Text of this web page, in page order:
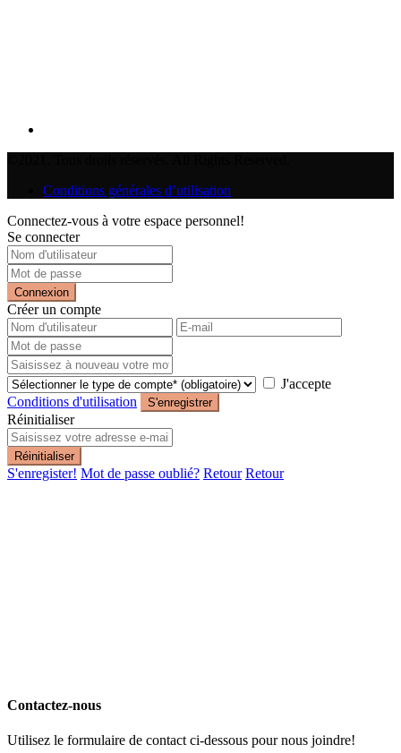
Conditions générales d’utilisation
Connectez-vous à votre espace personnel!
Se connecter
Connexion
Créer un compte
J'accepte
Conditions d'utilisation
S'enregistrer
Réinitialiser
Réinitialiser
S'enregister! Mot de passe oublié? Retour Retour
Contactez-nous
Utilisez le formulaire de contact ci-dessous pour nous joindre!